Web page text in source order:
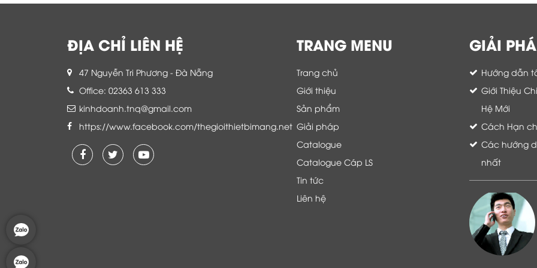
ĐỊA CHỈ LIÊN HỆ
47 Nguyễn Tri Phương - Đà Nẵng
Office: 02363 613 333
kinhdoanh.tnq@gmail.com
https://www.facebook.com/thegioithietbimang.net
TRANG MENU
Trang chủ
Giới thiệu
Sản phẩm
Giải pháp
Catalogue
Catalogue Cáp LS
Tin tức
Liên hệ
GIẢI
Hướng dẫn
Giới Thiệu
Hệ Mới
Cách Hạn
Các hướng
nhất
tâm và tin tưởng đội ngũ kỹ thuật, chăm
sóc khách hàng luôn hỗ trợ khách hàng
Là khách hàng đang sử dụng dịch vụ của